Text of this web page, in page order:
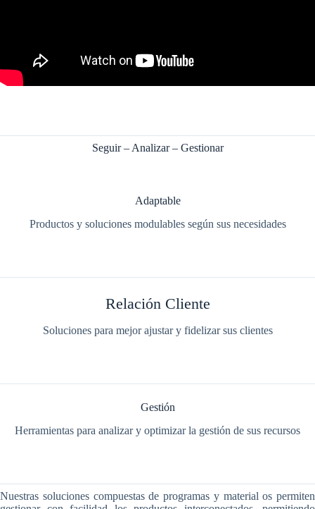
Seguir – Analizar – Gestionar
Adaptable
Productos y soluciones modulables según sus necesidades
Relación Cliente
Soluciones para mejor ajustar y fidelizar sus clientes
Gestión
Herramientas para analizar y optimizar la gestión de sus recursos
Nuestras soluciones compuestas de programas y material os permiten